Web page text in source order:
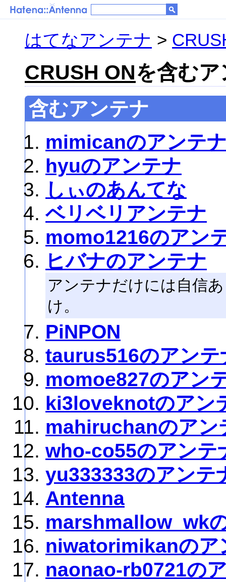
はてなアンテナ >
CRUSH ONを含む
含むアンテナ
mimicanのアンテ
hyuのアンテナ
しぃのあんてな
ベリベリアンテナ
momo1216のアン
ヒバナのアンテナ
アンテナだけには自信
け。
PiNPON
taurus516のアンテ
momoe827のアン
ki3loveknotのアン
mahiruchanのアン
who-co55のアンテ
yu333333のアンテ
Antenna
marshmallow_wk
niwatorimikanのア
naonao-rb0721の